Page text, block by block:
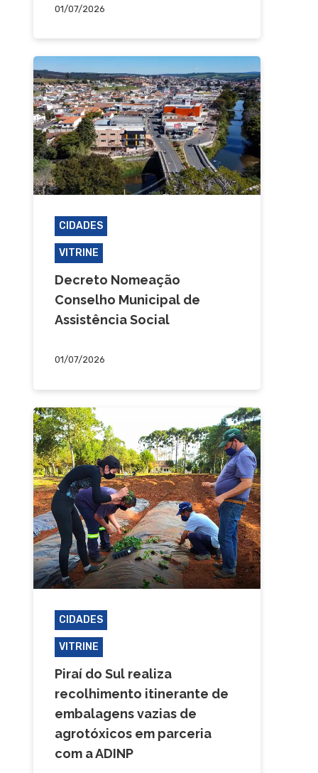
01/07/2026
CIDADES
VITRINE
Decreto Nomeação
Conselho Municipal de
Assistência Social
01/07/2026
CIDADES
VITRINE
Piraí do Sul realiza
recolhimento itinerante de
embalagens vazias de
agrotóxicos em parceria
com a ADINP